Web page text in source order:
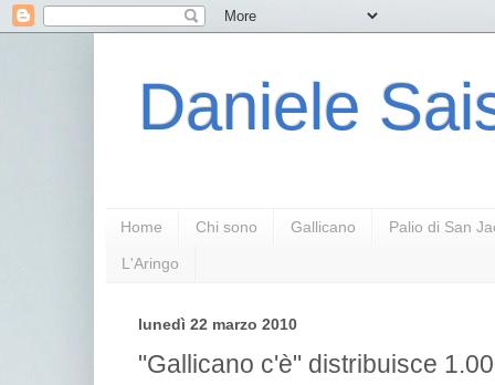
Daniele
Home Chi sono Gallicano Palio di San
L'Aringo
lunedì 22 marzo 2010
"Gallicano c'è" distribuisce